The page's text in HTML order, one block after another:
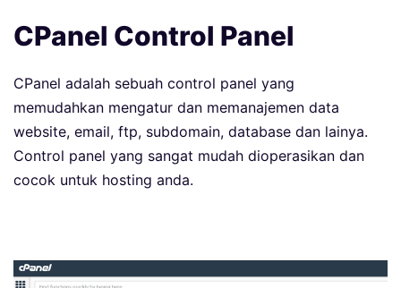
CPanel Control Panel
CPanel adalah sebuah control panel yang
memudahkan mengatur dan memanajemen data
website, email, ftp, subdomain, database dan lainya.
Control panel yang sangat mudah dioperasikan dan
cocok untuk hosting anda.